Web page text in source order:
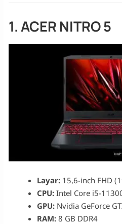
1. ACER NITRO 5
Layar: 15,6-inch FHD
CPU: Intel Core i5-
GPU: Nvidia GeForce
RAM: 8 GB DDR4